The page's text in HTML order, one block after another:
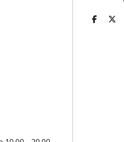
D
D